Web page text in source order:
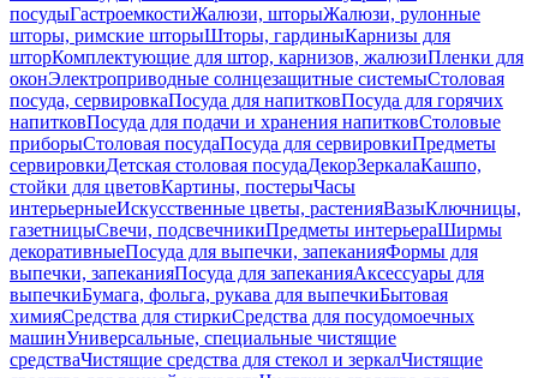
посудыГастроемкостиЖалюзи, шторыЖалюзи, рулонные
шторы, римские шторыШторы, гардиныКарнизы для
шторКомплектующие для штор, карнизов, жалюзиПленки для
оконЭлектроприводные солнцезащитные системыСтоловая
посуда, сервировкаПосуда для напитковПосуда для горячих
напитковПосуда для подачи и хранения напитковСтоловые
приборыСтоловая посудаПосуда для сервировкиПредметы
сервировкиДетская столовая посудаДекорЗеркалаКашпо,
стойки для цветовКартины, постерыЧасы
интерьерныеИскусственные цветы, растенияВазыКлючницы,
газетницыСвечи, подсвечникиПредметы интерьераШирмы
декоративныеПосуда для выпечки, запеканияФормы для
выпечки, запеканияПосуда для запеканияАксессуары для
выпечкиБумага, фольга, рукава для выпечкиБытовая
химияСредства для стиркиСредства для посудомоечных
машинУниверсальные, специальные чистящие
средстваЧистящие средства для стекол и зеркалЧистящие